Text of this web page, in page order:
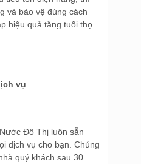
và bảo vệ đúng cách
hiệu quả tăng tuổi thọ
vụ
Đô Thị luôn sẵn
dịch vụ cho bạn. Chúng
quý khách sau 30